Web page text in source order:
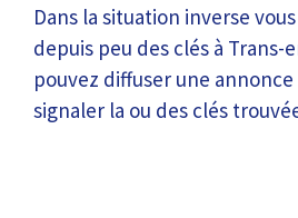
Dans la situation inverse
depuis peu des clés à Trans-
pouvez diffuser une
signaler la ou des clés